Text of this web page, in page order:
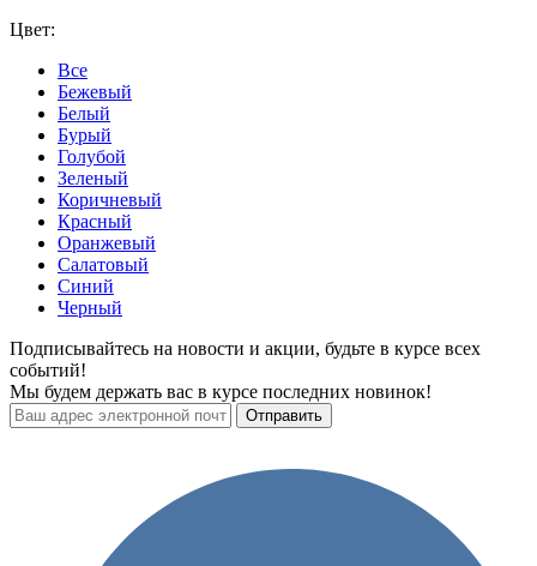
Цвет:
Все
Бежевый
Белый
Бурый
Голубой
Зеленый
Коричневый
Красный
Оранжевый
Салатовый
Синий
Черный
Подписывайтесь на новости и акции, будьте в курсе всех
событий!
Мы будем держать вас в курсе последних новинок!